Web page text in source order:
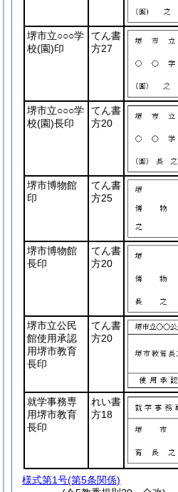
堺市立○○○学
校(園)印
てん書
方27
堺市立○○○学
校(園)長印
てん書
方20
堺市博物館
印
てん書
方25
堺市博物館
長印
てん書
方20
堺市立公民
館使用承認
用堺市教育
長印
てん書
方20
就学事務専
用堺市教育
長印
れい書
方18
様式第1号(第5条関係)